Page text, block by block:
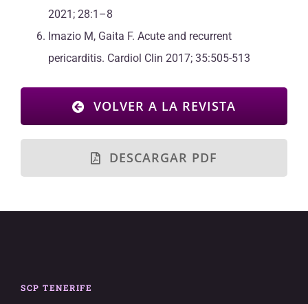
2021; 28:1–8
Imazio M, Gaita F. Acute and recurrent
pericarditis. Cardiol Clin 2017; 35:505-513
VOLVER A LA REVISTA
DESCARGAR PDF
SCP TENERIFE